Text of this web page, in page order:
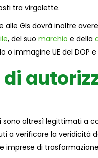
tra virgolette.
alle GIs dovrà inoltre
, del suo marchio e della
immagine UE del DOP e
altresì legittimati a
a verificare la veridicità
di